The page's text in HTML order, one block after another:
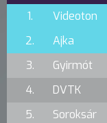
1. Videoton
2.
Ajka
3.
Gyirmót
4.
DVTK
5.
Soroksár